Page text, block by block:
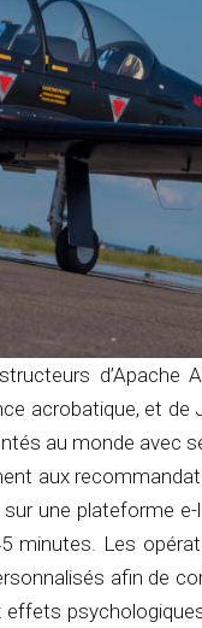
d’Apache
acrobatique, et de
au monde avec
aux
une plateforme
minutes. Les
afin de